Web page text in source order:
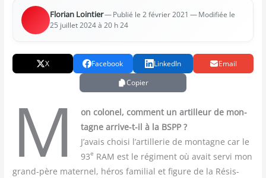
Flo­rian Loin­tier— Publié le 2 février 2021 — Modi­fiée le
25 juillet 2024 à 20 h 24
X Facebook LinkedIn
Email
Copier
M
on colo­nel, com­ment un artilleur de mon­
tagne arrive-t-il à la BSPP ?
J’avais choi­si l’artillerie de mon­tagne car le
93e RAM est le régi­ment où avait ser­vi mon
grand-père mater­nel, héros fami­lial et figure de la Résis­